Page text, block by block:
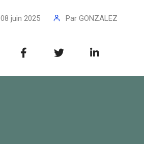
08 juin 2025 Par GONZALEZ